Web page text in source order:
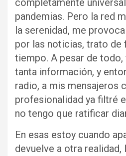
completamente
pandemias. Pero la red
la serenidad, me
por las noticias, trato de
tiempo. A pesar de
tanta información, y
radio, a mis mensajeros
profesionalidad ya filtré
no tengo que ratificar
En esas estoy cuando
devuelve a otra realidad,